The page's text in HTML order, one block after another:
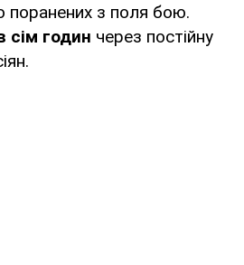
поранених з поля бою.
сім годин через постійну